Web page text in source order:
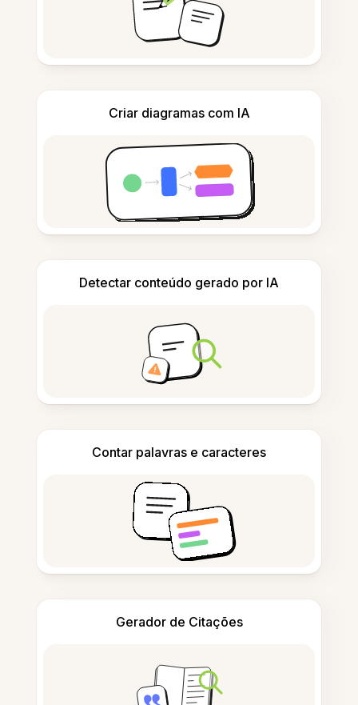
Criar diagramas com IA
Detectar conteúdo gerado por IA
Contar palavras e caracteres
Gerador de Citações